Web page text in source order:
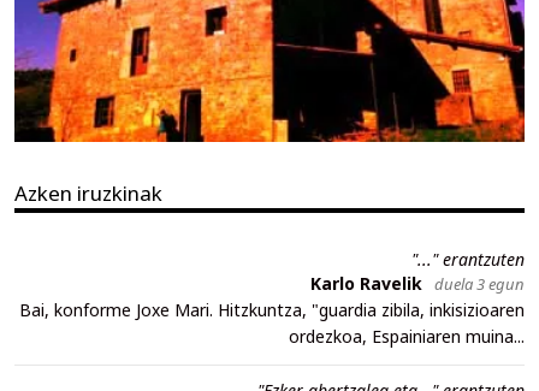
Azken iruzkinak
"..." erantzuten
Karlo Ravelik duela 3 egun
Bai, konforme Joxe Mari. Hitzkuntza, "guardia zibila, inkisizioaren
ordezkoa, Espainiaren muina...